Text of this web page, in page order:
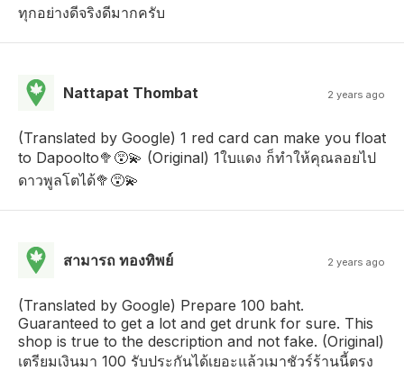
ทุกอย่างดีจริงดีมากครับ
Nattapat Thombat 2 years ago
(Translated by Google) 1 red card can make you float
to Dapoolto🥦😵‍💫 (Original) 1ใบแดง ก็ทำให้คุณลอยไป
ดาวพูลโตได้🥦😵‍💫
สามารถ ทองทิพย์ 2 years ago
(Translated by Google) Prepare 100 baht.
Guaranteed to get a lot and get drunk for sure. This
shop is true to the description and not fake. (Original)
เตรียมเงินมา 100 รับประกันได้เยอะแล้วเมาชัวร์ร้านนี้ตรง